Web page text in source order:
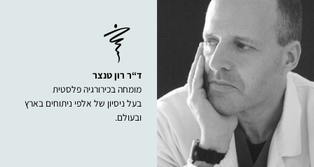
ד“ר רון טנצר
מומחה בכירורגיה פלסטית
בעל ניסיון של אלפי ניתוחים בארץ
ובעולם.